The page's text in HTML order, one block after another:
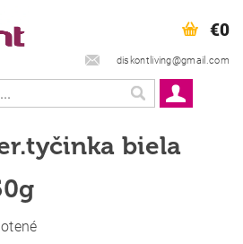
diskontliving@gmail.com
€0
biela